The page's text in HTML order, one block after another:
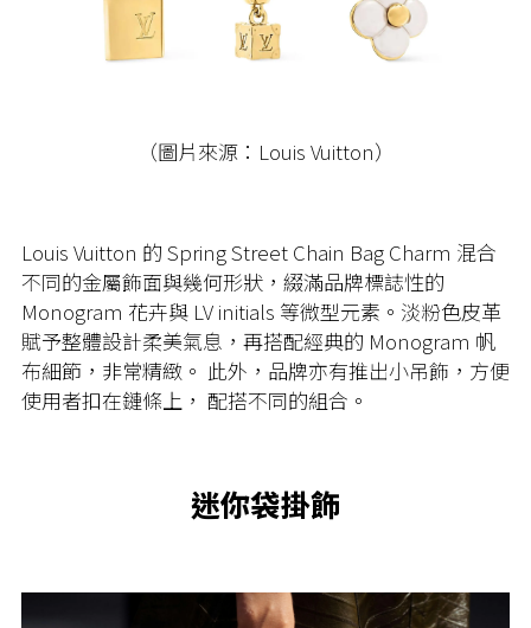
（圖片來源：Louis Vuitton）
Louis Vuitton 的 Spring Street Chain Bag Charm 混合
不同的金屬飾面與幾何形狀，綴滿品牌標誌性的
Monogram 花卉與 LV initials 等微型元素。淡粉色皮革
賦予整體設計柔美氣息，再搭配經典的 Monogram 帆
布細節，非常精緻。 此外，品牌亦有推出小吊飾，方便
使用者扣在鏈條上， 配搭不同的組合。
迷你袋掛飾